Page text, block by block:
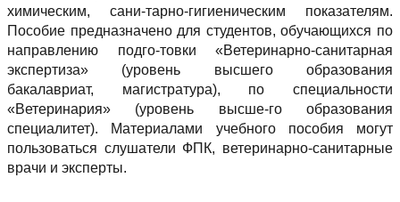
химическим, сани-тарно-гигиеническим показателям.
Пособие предназначено для студентов, обучающихся по
направлению подго-товки «Ветеринарно-санитарная
экспертиза» (уровень высшего образования
бакалавриат, магистратура), по специальности
«Ветеринария» (уровень высше-го образования
специалитет). Материалами учебного пособия могут
пользоваться слушатели ФПК, ветеринарно-санитарные
врачи и эксперты.